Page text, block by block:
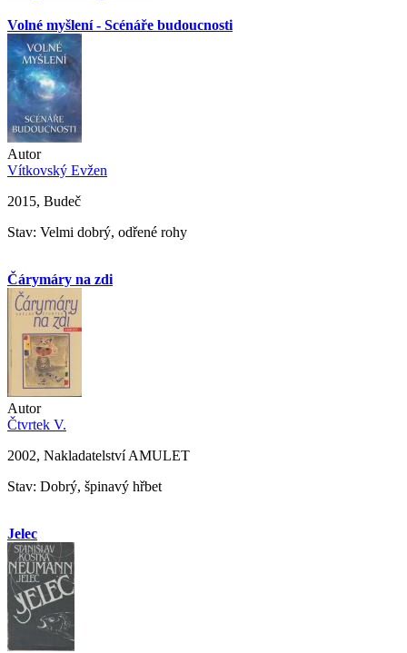
Volné myšlení - Scénáře budoucnosti
Autor
Vítkovský Evžen
2015, Budeč
Stav: Velmi dobrý, odřené rohy
Čárymáry na zdi
Autor
Čtvrtek V.
2002, Nakladatelství AMULET
Stav: Dobrý, špinavý hřbet
Jelec